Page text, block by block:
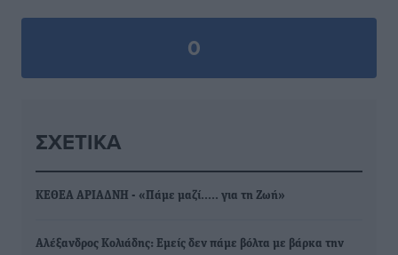
0
ΣΧΕΤΙΚΆ
ΚΕΘΕΑ ΑΡΙΑΔΝΗ - «Πάμε μαζί….. για τη Ζωή»
Αλέξανδρος Κολιάδης: Εμείς δεν πάμε βόλτα με βάρκα την